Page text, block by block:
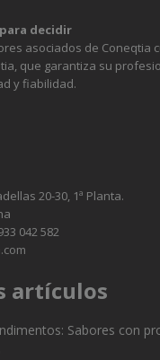
decidir
asociados de Coneqtia
que garantiza su
y fiabilidad.
20-30, 1ª Planta.
042 582
artículos
Sabores con